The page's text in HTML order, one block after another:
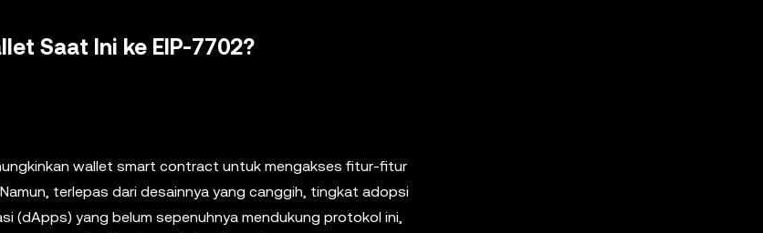
Saat Ini ke EIP-7702?
wallet smart contract untuk mengakses fitur-fitur
terlepas dari desainnya yang canggih, tingkat adopsi
(dApps) yang belum sepenuhnya mendukung protokol ini,